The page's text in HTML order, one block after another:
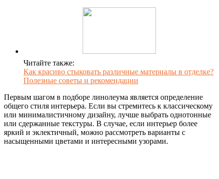
Читайте также:
Как красиво стыковать различные материалы в отделке?
Полезные советы и рекомендации
Первым шагом в подборе линолеума является определение
общего стиля интерьера. Если вы стремитесь к классическому
или минималистичному дизайну, лучше выбрать однотонные
или сдержанные текстуры. В случае, если интерьер более
яркий и эклектичный, можно рассмотреть варианты с
насыщенными цветами и интересными узорами.